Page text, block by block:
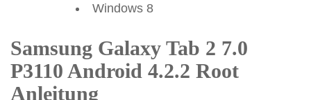
Windows 8
Samsung Galaxy Tab 2 7.0
P3110 Android 4.2.2 Root
Anleitung